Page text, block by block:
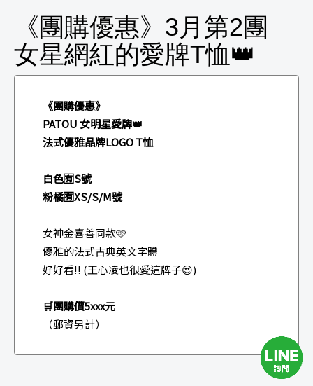
《團購優惠》3月第2團
女星網紅的愛牌T恤👑
《團購優惠》
PATOU 女明星愛牌👑
法式優雅品牌LOGO T恤
白色🈶S號
粉橘🈶XS/S/M號
女神金喜善同款🩷
優雅的法式古典英文字體
好好看!! (王心凌也很愛這牌子😍)
🛒團購價5xxx元
（郵資另計）